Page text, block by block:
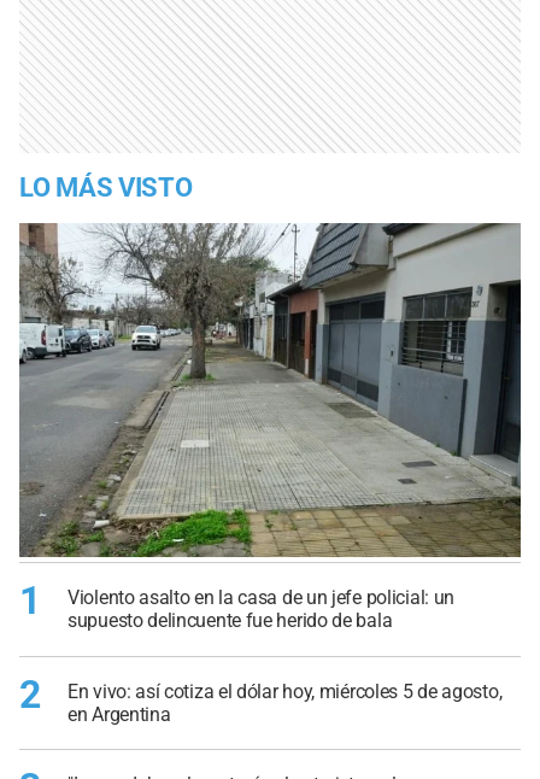
LO MÁS VISTO
1
Violento asalto en la casa de un jefe policial: un
supuesto delincuente fue herido de bala
2
En vivo: así cotiza el dólar hoy, miércoles 5 de agosto,
en Argentina